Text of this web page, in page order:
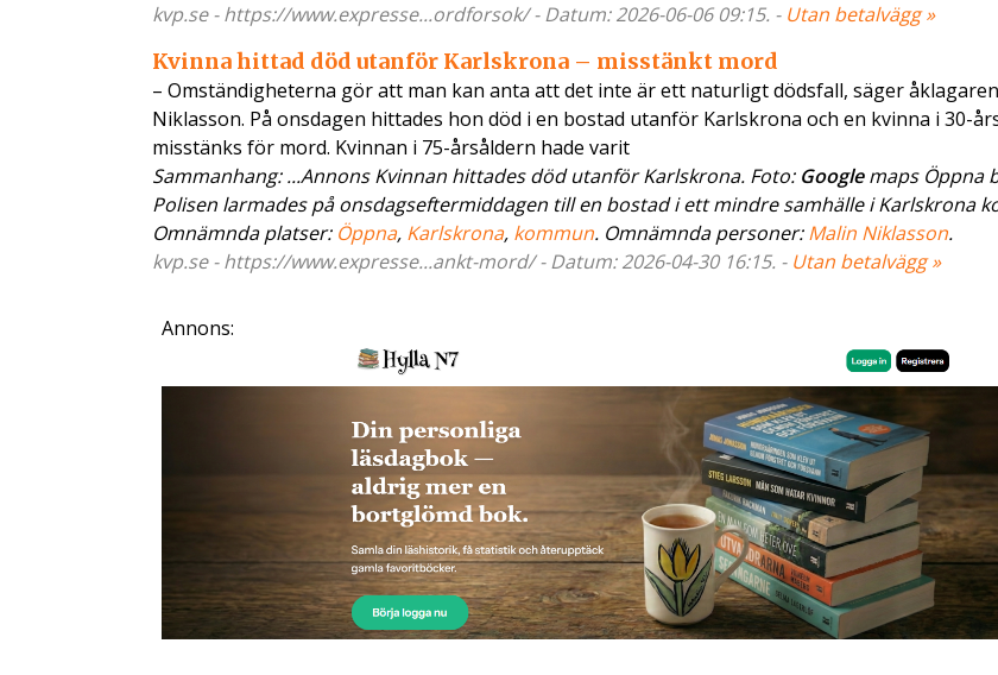
kvp.se - https://www.expresse...ordforsok/ - Datum: 2026-06-06 09:15. - Utan betalvägg »
Kvinna hittad död utanför Karlskrona – misstänkt mord
– Omständigheterna gör att man kan anta att det inte är ett naturligt dödsfall, säger
Niklasson. På onsdagen hittades hon död i en bostad utanför Karlskrona och en kvinna i 30-
misstänks för mord. Kvinnan i 75-årsåldern hade varit
Sammanhang: ...Annons Kvinnan hittades död utanför Karlskrona. Foto: Googlemaps Öppna
Polisen larmades på onsdagseftermiddagen till en bostad i ett mindre samhälle i Karlskrona
Omnämnda platser: Öppna, Karlskrona, kommun. Omnämnda personer:Malin Niklasson.
kvp.se - https://www.expresse...ankt-mord/ - Datum: 2026-04-30 16:15. - Utan betalvägg »
Annons: